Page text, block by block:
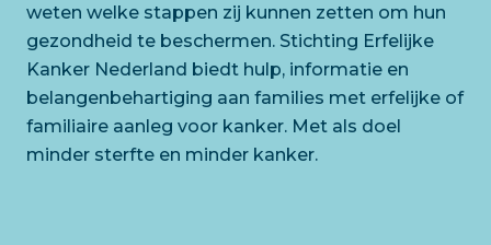
weten welke stappen zij kunnen zetten om hun
gezondheid te beschermen. Stichting Erfelijke
Kanker Nederland biedt hulp, informatie en
belangenbehartiging aan families met erfelijke of
familiaire aanleg voor kanker. Met als doel
minder sterfte en minder kanker.